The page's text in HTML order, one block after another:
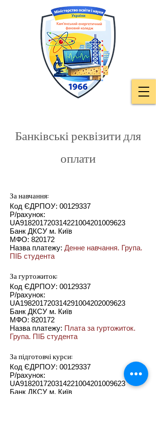
Банківські реквізити для
оплати
За навчання:
Код ЄДРПОУ: 00129337
Р/рахунок:
UA918201720314221004201009623
Банк ДКСУ м. Київ
МФО: 820172
Назва платежу: Денне навчання. Група.
ПІБ студента
За гуртожиток:
Код ЄДРПОУ: 00129337
Р/рахунок:
UA198201720314291004202009623
Банк ДКСУ м. Київ
МФО: 820172
Назва платежу: Плата за гуртожиток.
Група. ПІБ студента
За підготовчі курси:
Код ЄДРПОУ: 00129337
Р/рахунок:
UA918201720314221004201009623
Банк ДКСУ м. Київ